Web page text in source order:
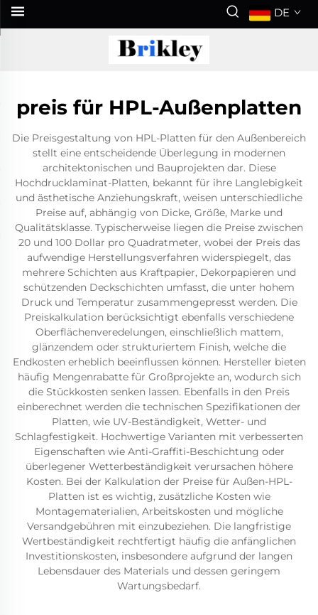
DE
preis für HPL-Außenplatten
Die Preisgestaltung von HPL-Platten für den Außenbereich
stellt eine entscheidende Überlegung in modernen
architektonischen und Bauprojekten dar. Diese
Hochdrucklaminat-Platten, bekannt für ihre Langlebigkeit
und ästhetische Anziehungskraft, weisen unterschiedliche
Preise auf, abhängig von Dicke, Größe, Marke und
Qualitätsklasse. Typischerweise liegen die Preise zwischen
20 und 100 Dollar pro Quadratmeter, wobei der Preis das
aufwendige Herstellungsverfahren widerspiegelt, das
mehrere Schichten aus Kraftpapier, Dekorpapieren und
schützenden Deckschichten umfasst, die unter hohem
Druck und Temperatur zusammengepresst werden. Die
Preiskalkulation berücksichtigt ebenfalls verschiedene
Oberflächenveredelungen, einschließlich mattem,
glänzendem oder strukturiertem Finish, welche die
Endkosten erheblich beeinflussen können. Hersteller bieten
häufig Mengenrabatte für Großprojekte an, wodurch sich
die Stückkosten senken lassen. Ebenfalls in den Preis
einberechnet werden die technischen Spezifikationen der
Platten, wie UV-Beständigkeit, Wetter- und
Schlagfestigkeit. Hochwertige Varianten mit verbesserten
Eigenschaften wie Anti-Graffiti-Beschichtung oder
überlegener Wetterbeständigkeit verursachen höhere
Kosten. Bei der Kalkulation der Preise für Außen-HPL-
Platten ist es wichtig, zusätzliche Kosten wie
Montagematerialien, Arbeitskosten und mögliche
Versandgebühren mit einzubeziehen. Die langfristige
Wertbeständigkeit rechtfertigt häufig die anfänglichen
Investitionskosten, insbesondere aufgrund der langen
Lebensdauer des Materials und dessen geringem
Wartungsbedarf.